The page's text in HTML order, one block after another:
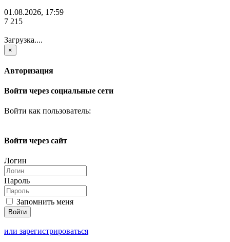
01.08.2026, 17:59
7 215
Загрузка....
×
Авторизация
Войти через социальные сети
Войти как пользователь:
Войти через сайт
Логин
Пароль
Запомнить меня
или зарегистрироваться